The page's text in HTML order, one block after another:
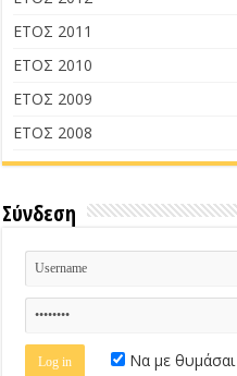
ΕΤΟΣ 2011
ΕΤΟΣ 2010
ΕΤΟΣ 2009
ΕΤΟΣ 2008
Σύνδεση
Να με θυμάσαι